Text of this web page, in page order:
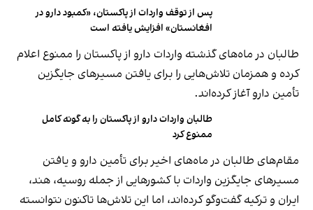
پس از توقف واردات از پاکستان، «کمبود دارو در
افغانستان» افزایش یافته است
طالبان در ماه‌های گذشته واردات دارو از پاکستان را ممنوع اعلام
کرده و همزمان تلاش‌هایی را برای یافتن مسیرهای جایگزین
تأمین دارو آغاز کرده‌اند.
طالبان واردات دارو از پاکستان را به‌ گونه کامل
ممنوع کرد
مقام‌های طالبان در ماه‌های اخیر برای تأمین دارو و یافتن
مسیرهای جایگزین واردات با کشورهایی از جمله روسیه، هند،
ایران و ترکیه گفت‌وگو کرده‌اند، اما این تلاش‌ها تاکنون نتوانسته